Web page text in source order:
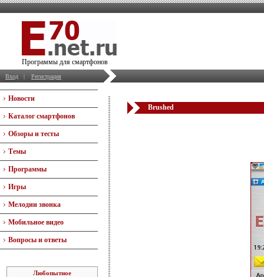
Программы для смартфонов
Вход | Регистрация
Новости
Каталог смартфонов
Обзоры и тесты
Темы
Программы
Игры
Мелодии звонка
Мобильное видео
Вопросы и ответы
Любопытное
Brushed